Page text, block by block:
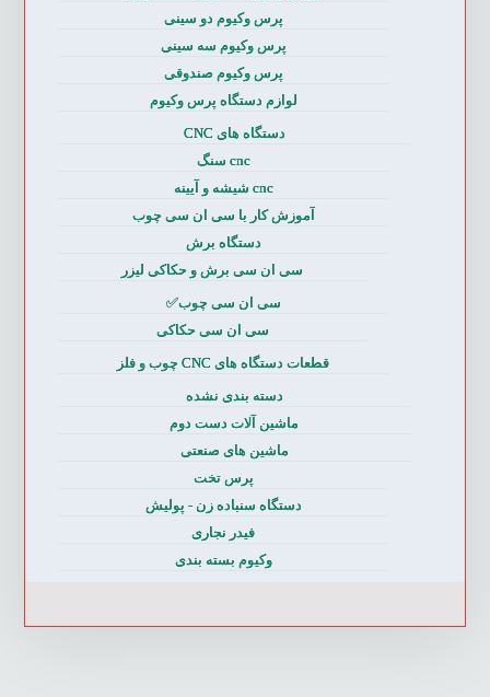
پرس وکیوم دو سینی
پرس وکیوم سه سینی
پرس وکیوم صندوقی
لوازم دستگاه پرس وکیوم
دستگاه های CNC
cnc سنگ
cnc شیشه و آیینه
آموزش کار با سی ان سی چوب
دستگاه برش
سی ان سی برش و حکاکی لیزر
سی ان سی چوب✅
سی ان سی حکاکی
قطعات دستگاه های CNC چوب و فلز
دسته بندی نشده
ماشین آلات دست دوم
ماشین های صنعتی
پرس تخت
دستگاه سنباده زن - پولیش
فیدر نجاری
وکیوم بسته بندی